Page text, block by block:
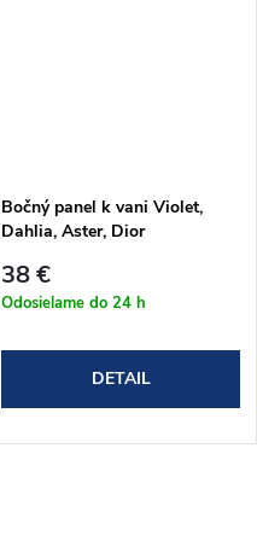
Bočný panel k vani Violet,
Dahlia, Aster, Dior
38 €
Odosielame do 24 h
DETAIL